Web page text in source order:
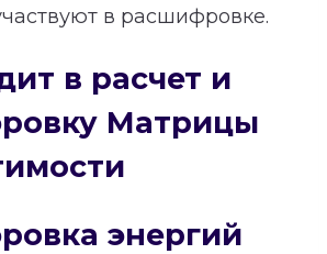
в расшифровке.
в расчет и
Матрицы
энергий